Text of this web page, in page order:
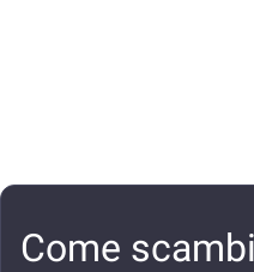
Come